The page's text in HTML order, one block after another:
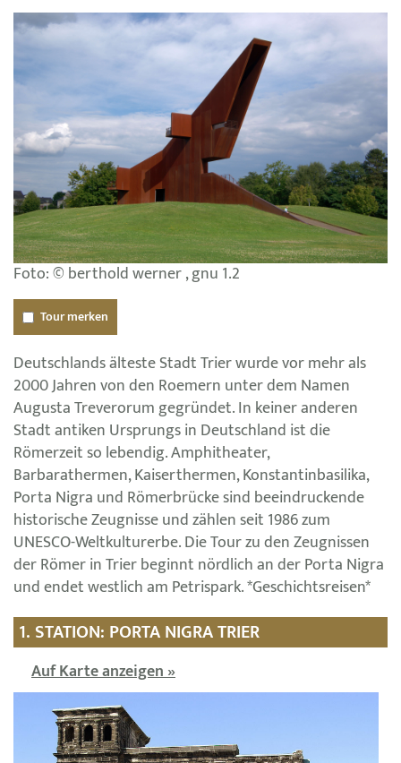
Foto: © berthold werner , gnu 1.2
Tour merken
Deutschlands älteste Stadt Trier wurde vor mehr als
2000 Jahren von den Roemern unter dem Namen
Augusta Treverorum gegründet. In keiner anderen
Stadt antiken Ursprungs in Deutschland ist die
Römerzeit so lebendig. Amphitheater,
Barbarathermen, Kaiserthermen, Konstantinbasilika,
Porta Nigra und Römerbrücke sind beeindruckende
historische Zeugnisse und zählen seit 1986 zum
UNESCO-Weltkulturerbe. Die Tour zu den Zeugnissen
der Römer in Trier beginnt nördlich an der Porta Nigra
und endet westlich am Petrispark. *Geschichtsreisen*
1. STATION: PORTA NIGRA TRIER
Auf Karte anzeigen »